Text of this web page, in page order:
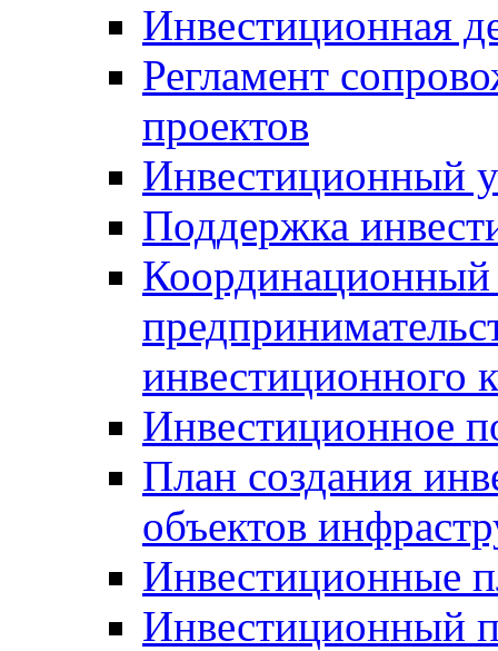
Инвестиционная
Регламент
проектов
Инвестиционный
Поддержка
Координационный
инвестиционного
Инвестиционное
План создания
объектов
Инвестиционные
Инвестиционный